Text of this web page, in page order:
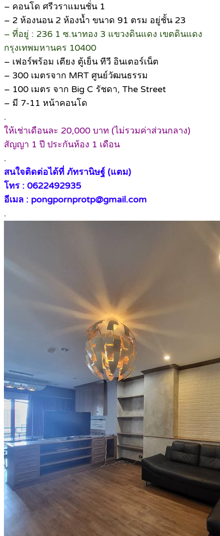
– คอนโด ศรีวราแมนชั่น 1
– 2 ห้องนอน 2 ห้องน้ำ ขนาด 91 ตรม อยู่ชั้น 23
– ที่อยู่ : 236 1 ซ.นาทอง 3 แขวงดินแดง เขตดินแดง
กรุงเทพมหานคร 10400
– เฟอร์พร้อม เตียง ตู้เย็น ทีวี อินเตอร์เน็ต
– 300 เมตรจาก MRT ศูนย์วัฒนธรรม
– 100 เมตร จาก Big C รัชดา, The Street
– มี 7-11 หน้าคอนโด
.
ให้เช่าเดือนละ 20,000 บาท (ไม่รวมค่าส่วนกลาง)
สัญญา 1 ปี ประกันห้อง 1 เดือน
.
สนใจติดต่อได้ที่ ภัทรานิษฐ์ (แตม)
โทร : 0622492935
อีเมล : pongpornprotp@gmail.com
.